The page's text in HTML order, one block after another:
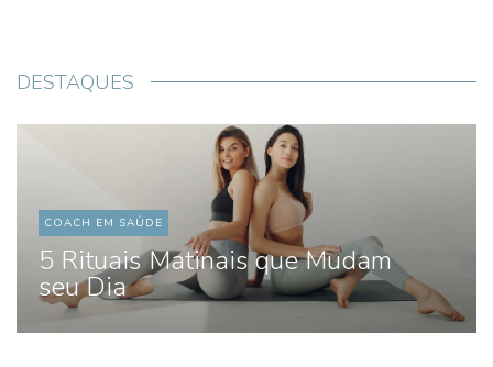
DESTAQUES
COACH EM SAÚDE
5 Rituais Matinais que Mudam
seu Dia